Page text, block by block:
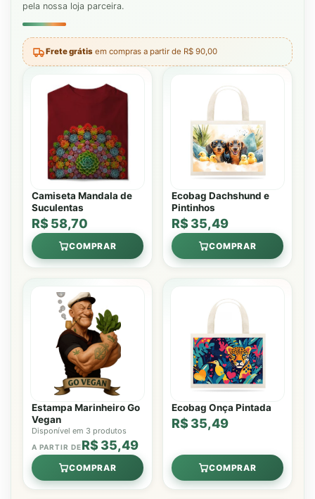
pela nossa loja parceira.
Frete grátis em compras a partir de R$ 90,00
Camiseta Mandala de
Suculentas
R$ 58,70
COMPRAR
Ecobag Dachshund e
Pintinhos
R$ 35,49
COMPRAR
Estampa Marinheiro Go
Vegan
Disponível em 3 produtos
A PARTIR DER$ 35,49
COMPRAR
Ecobag Onça Pintada
R$ 35,49
COMPRAR